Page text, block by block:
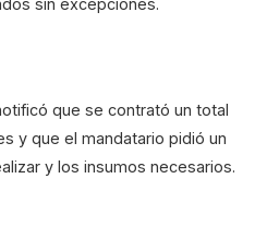
sin excepciones.
que se contrató un total
y que el mandatario pidió un
y los insumos necesarios.